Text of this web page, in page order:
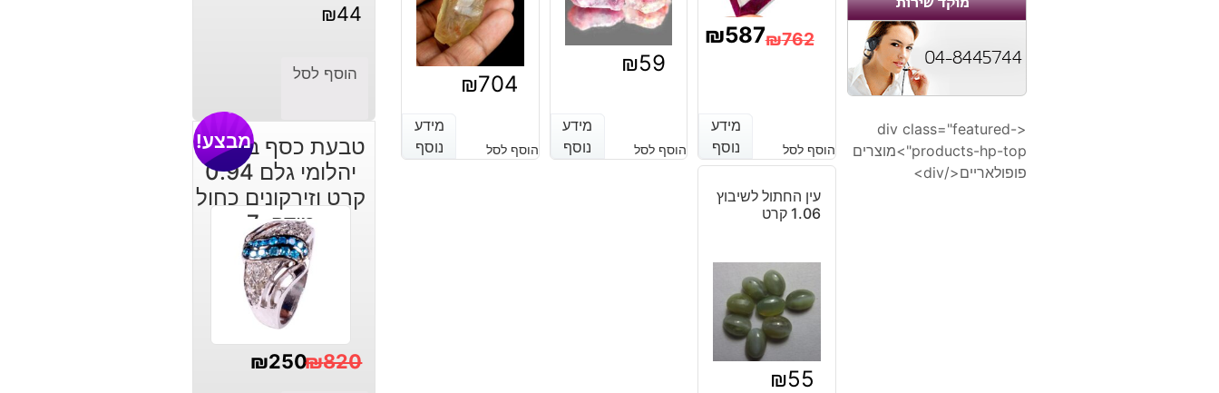
<div class="featured-
products-hp-top">מוצרים
פופולאריים</div>
3
מ"מ
₪762
₪762.
₪587
₪587.
מידע
נוסף
הוסף לסל
מידע
נוסף
₪59
מידע
נוסף
הוסף לסל
מידע
נוסף
₪704
מידע
נוסף
הוסף לסל
מידע
נוסף
עין החתול לשיבוץ
1.06 קרט
₪55
₪44
הוסף לסל
טבעת כסף בשיבוץ
יהלומי גלם 0.94
קרט וזירקונים כחול
מידה: 7
מבצע!
₪820
₪250